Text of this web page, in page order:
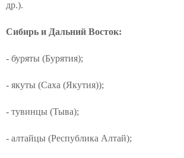
др.).
Сибирь и Дальний Восток:
- буряты (Бурятия);
- якуты (Саха (Якутия));
- тувинцы (Тыва);
- алтайцы (Республика Алтай);